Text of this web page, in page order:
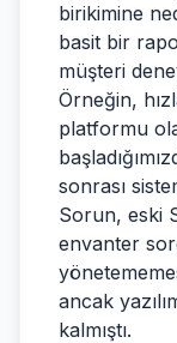
birikimine
basit bir
müşteri
Örneğin,
platformu
sonrası
Sorun, eski
envanter
ancak
kalmıştı.